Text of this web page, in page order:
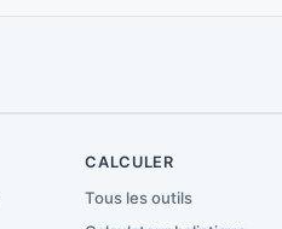
CALCULER
Tous les outils